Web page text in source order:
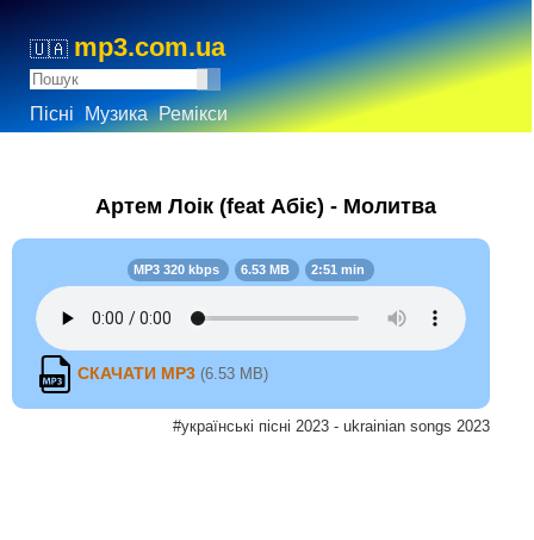
🇺🇦 mp3.com.ua
Пісні Музика Ремікси
Артем Лоік (feat Абіє) - Молитва
MP3 320 kbps 6.53 MB 2:51 min
СКАЧАТИ MP3 (6.53 MB)
#українські пісні 2023 - ukrainian songs 2023